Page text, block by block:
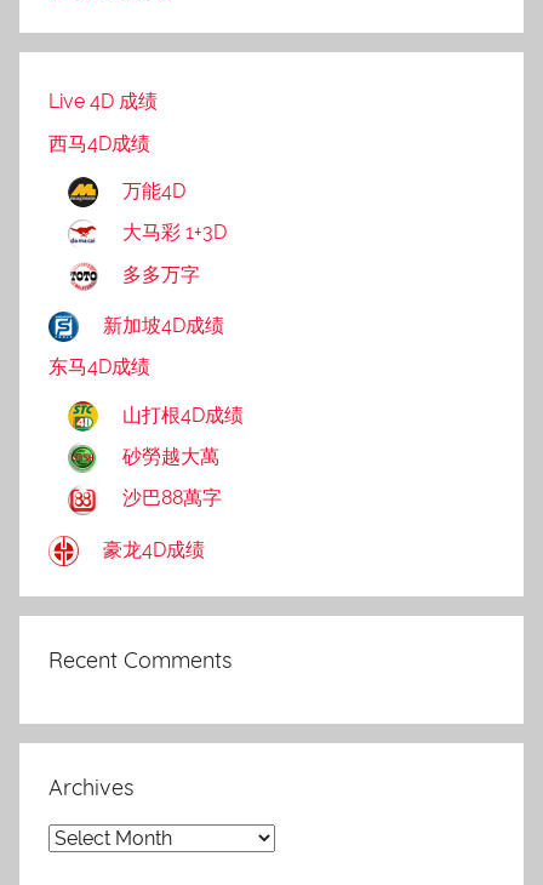
Live 4D 成绩
西马4D成绩
万能4D
大马彩 1+3D
多多万字
新加坡4D成绩
东马4D成绩
山打根4D成绩
砂勞越大萬
沙巴88萬字
豪龙4D成绩
Recent Comments
Archives
Archives